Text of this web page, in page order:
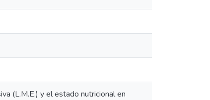
(L.M.E.) y el estado nutricional en